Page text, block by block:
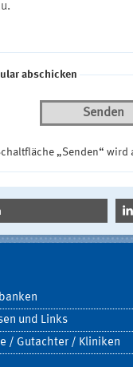
abschicken
Senden
„Senden“
und Links
/ Gutachter / Kliniken